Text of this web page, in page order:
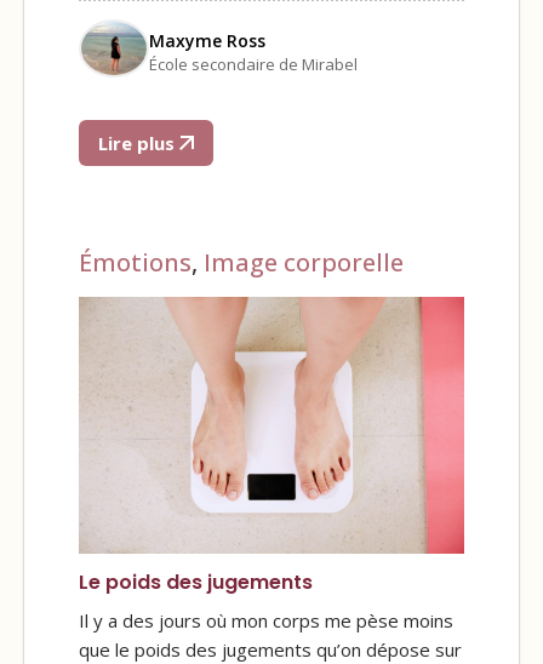
Maxyme Ross
École secondaire de Mirabel
Lire plus
Émotions, Image corporelle
Le poids des jugements
Il y a des jours où mon corps me pèse moins
que le poids des jugements qu’on dépose sur